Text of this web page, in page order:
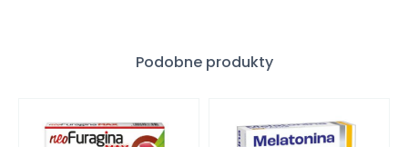
Podobne produkty